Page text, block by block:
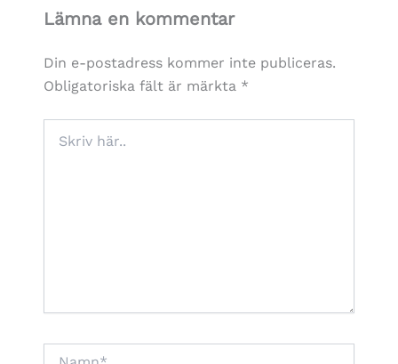
Lämna en kommentar
Din e-postadress kommer inte publiceras.
Obligatoriska fält är märkta *
här..